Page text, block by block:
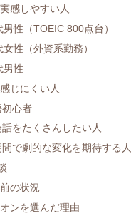
感しやすい人
男性（TOEIC 800点台）
女性（外資系勤務）
男性
じにくい人
初心者
をたくさんしたい人
間で劇的な変化を期待する人
の状況
ンを選んだ理由